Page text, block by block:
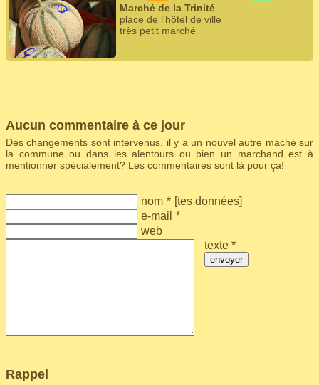
Marché de la Trinité
place de l'hôtel de ville
très petit marché
Aucun commentaire à ce jour
Des changements sont intervenus, il y a un nouvel autre maché sur
la commune ou dans les alentours ou bien un marchand est à
mentionner spécialement? Les commentaires sont là pour ça!
nom * [tes données]
e-mail *
web
texte *
envoyer
Rappel